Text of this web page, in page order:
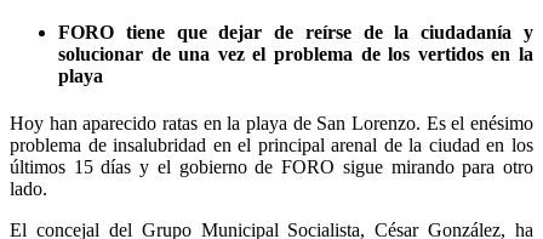
FORO tiene que dejar de reírse de la ciudadanía y
solucionar de una vez el problema de los vertidos en la
playa
Hoy han aparecido ratas en la playa de San Lorenzo. Es el enésimo
problema de insalubridad en el principal arenal de la ciudad en los
últimos 15 días y el gobierno de FORO sigue mirando para otro
lado.
El concejal del Grupo Municipal Socialista, César González, ha